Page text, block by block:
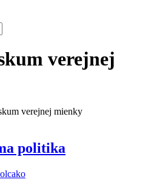
verejnej
verejnej mienky
politika